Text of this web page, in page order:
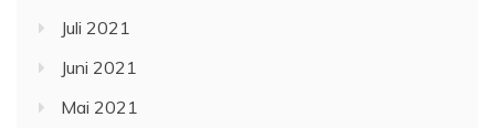
Juli 2021
Juni 2021
Mai 2021